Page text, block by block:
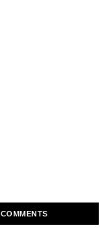
COMMENTS